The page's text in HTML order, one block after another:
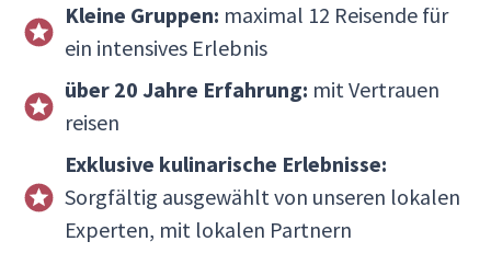
Kleine Gruppen: maximal 12 Reisende für
ein intensives Erlebnis
über 20 Jahre Erfahrung: mit Vertrauen
reisen
Exklusive kulinarische Erlebnisse:
Sorgfältig ausgewählt von unseren lokalen
Experten, mit lokalen Partnern